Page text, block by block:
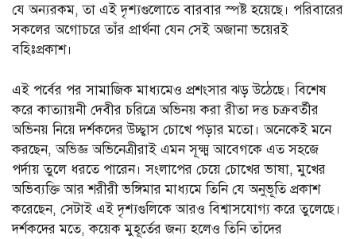
যে অন্যরকম, তা এই দৃশ্যগুলোতে বারবার স্পষ্ট হয়েছে। পরিবারের
সকলের অগোচরে তাঁর প্রার্থনা যেন সেই অজানা ভয়েরই
বহিঃপ্রকাশ।
এই পর্বের পর সামাজিক মাধ্যমেও প্রশংসার ঝড় উঠেছে। বিশেষ
করে কাত্যায়নী দেবীর চরিত্রে অভিনয় করা রীতা দত্ত চক্রবর্তীর
অভিনয় নিয়ে দর্শকদের উচ্ছ্বাস চোখে পড়ার মতো। অনেকেই মনে
করছেন, অভিজ্ঞ অভিনেত্রীরাই এমন সূক্ষ্ম আবেগকে এত সহজে
পর্দায় তুলে ধরতে পারেন। সংলাপের চেয়ে চোখের ভাষা, মুখের
অভিব্যক্তি আর শরীরী ভঙ্গিমার মাধ্যমে তিনি যে অনুভূতি প্রকাশ
করেছেন, সেটাই এই দৃশ্যগুলিকে আরও বিশ্বাসযোগ্য করে তুলেছে।
দর্শকদের মতে, কয়েক মুহূর্তের জন্য হলেও তিনি তাঁদের